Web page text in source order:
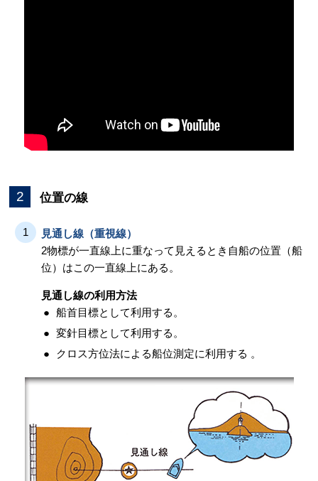
2 位置の線
1
見通し線（重視線）
2物標が一直線上に重なって見えるとき自船の位置（船
位）はこの一直線上にある。
見通し線の利用方法
船首目標として利用する。
変針目標として利用する。
クロス方位法による船位測定に利用する 。